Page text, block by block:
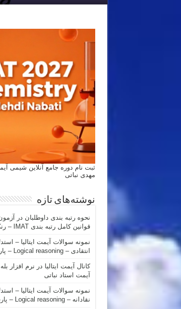
مهدی نباتی
نوشته‌های تازه
نحوه رتبه بندی داوطلبان در آزمون
قوانین کامل رتبه بندی IMAT – رنک بندی
نمونه سوالات آیمت ایتالیا –
انتقادی – Logical reasoning – پارت ۸
کانال آیمت ایتالیا در نرم افزار
آیمت استاد نباتی
نمونه سوالات آیمت ایتالیا –
نقادانه – Logical reasoning – پارت ۷